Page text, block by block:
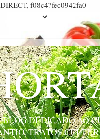
f08c47fec0942fa0
DEDICADO AO
TRATOS